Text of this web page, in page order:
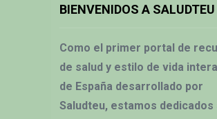
BIENVENIDOS A SALUDTEU
Como el primer portal de
de salud y estilo de vida
de España desarrollado por
Saludteu, estamos dedicados